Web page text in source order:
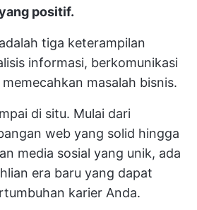
positif.
tiga keterampilan
informasi, berkomunikasi
masalah bisnis.
di situ. Mulai dari
web yang solid hingga
media sosial yang unik, ada
era baru yang dapat
karier Anda.